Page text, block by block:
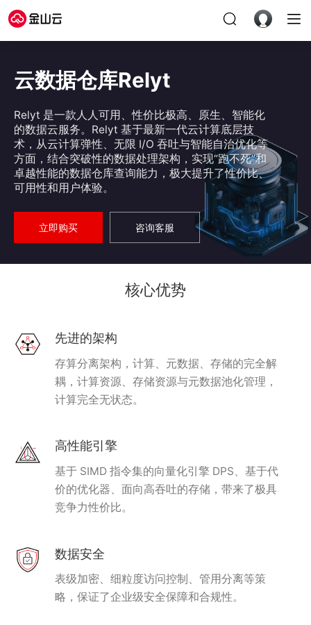
云数据仓库Relyt
Relyt 是一款人人可用、性价比极高、原生、智能化
的数据云服务。Relyt 基于最新一代云计算底层技
术，从云计算弹性、无限 I/O 吞吐与智能自治优化等
方面，结合突破性的数据处理架构，实现“跑不死”和
卓越性能的数据仓库查询能力，极大提升了性价比、
可用性和用户体验。
立即购买 咨询客服
核心优势
先进的架构
存算分离架构，计算、元数据、存储的完全解
耦，计算资源、存储资源与元数据池化管理，
计算完全无状态。
高性能引擎
基于 SIMD 指令集的向量化引擎 DPS、基于代
价的优化器、面向高吞吐的存储，带来了极具
竞争力性价比。
数据安全
表级加密、细粒度访问控制、管用分离等策
略，保证了企业级安全保障和合规性。